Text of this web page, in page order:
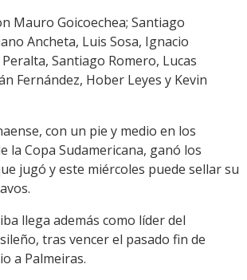
Mauro Goicoechea; Santiago
Ancheta, Luis Sosa, Ignacio
Santiago Romero, Lucas
Fernández, Hober Leyes y Kevin
con un pie y medio en los
la Copa Sudamericana, ganó los
jugó y este miércoles puede sellar su
llega además como líder del
tras vencer el pasado fin de
a Palmeiras.